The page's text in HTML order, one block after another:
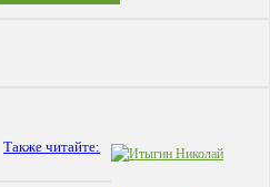
Также читайте: